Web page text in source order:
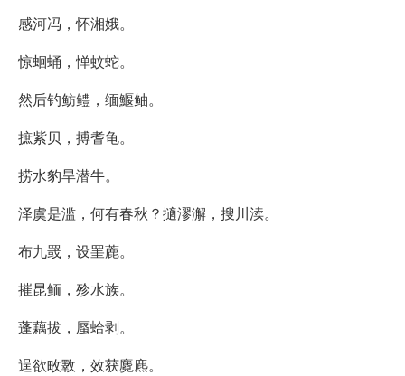
感河冯，怀湘娥。
惊蛔蛹，惮蚊蛇。
然后钓鲂鳢，缅鰋鲉。
摭紫贝，搏耆龟。
捞水豹旱潜牛。
泽虞是滥，何有春秋？擿漻澥，搜川渎。
布九罭，设罣蔍。
摧昆鲕，殄水族。
蓬藕拔，蜃蛤剥。
逞欲畋斁，效获麑麃。